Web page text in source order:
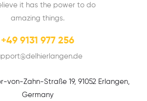
it has the power to do
amazing things.
+49 9131 977 256
von-Zahn-Straße 19, 91052 Erlangen,
Germany